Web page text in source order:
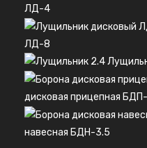
ЛД-4
ЛД-8
дисковая прицепная
навесная БДН-3.5